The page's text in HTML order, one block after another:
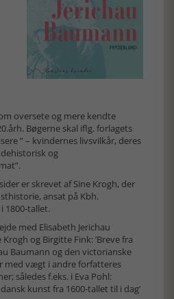
oversete og mere kendte
Bøgerne skal iflg. forlagets
” – kvindernes livsvilkår, deres
og
er skrevet af Sine Krogh, der
ansat på Kbh.
1800-tallet.
med Elisabeth Jerichau
og Birgitte Fink: ’Breve fra
Baumann og den victorianske
med vægt i andre forfatteres
således f.eks. i Eva Pohl:
kunst fra 1600-tallet til i dag’